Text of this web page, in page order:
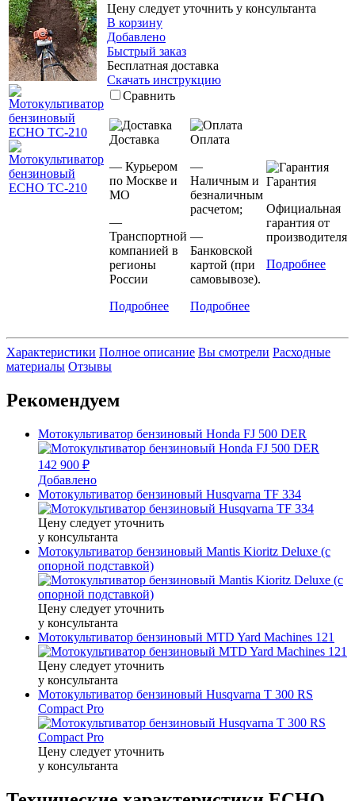
Цену следует уточнить у консультанта
В корзину
Добавлено
Быстрый заказ
Бесплатная доставка
Скачать инструкцию
Сравнить
Доставка
— Курьером
по Москве и
МО
—
Транспортной
компанией в
регионы
России
Подробнее
Оплата
—
Наличным и
безналичным
расчетом;
—
Банковской
картой (при
самовывозе).
Подробнее
Гарантия
Официальная
гарантия от
производителя
Подробнее
Характеристики Полное описание Вы смотрели Расходные
материалы Отзывы
Рекомендуем
Мотокультиватор бензиновый Honda FJ 500 DER
142 900 ₽
Добавлено
Мотокультиватор бензиновый Husqvarna TF 334
Цену следует уточнить
у консультанта
Мотокультиватор бензиновый Mantis Kioritz Deluxe (с
опорной подставкой)
Цену следует уточнить
у консультанта
Мотокультиватор бензиновый MTD Yard Machines 121
Цену следует уточнить
у консультанта
Мотокультиватор бензиновый Husqvarna T 300 RS
Compact Pro
Цену следует уточнить
у консультанта